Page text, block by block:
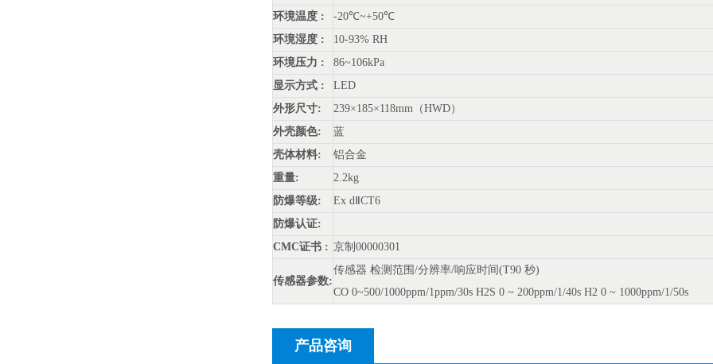
环境温度 :
-20℃~+50℃
环境湿度 :
10-93% RH
环境压力 :
86~106kPa
显示方式 :
LED
外形尺寸:
239×185×118mm（HWD）
外壳颜色:
蓝
壳体材料:
铝合金
重量:
2.2kg
防爆等级:
Ex dⅡCT6
防爆认证:
CMC证书 : 京制00000301
传感器参数:
传感器 检测范围/分辨率/响应时间(T90 秒)
CO 0~500/1000ppm/1ppm/30s H2S 0 ~ 200ppm/1/40s H2 0 ~ 1000ppm/1/50s
产品咨询